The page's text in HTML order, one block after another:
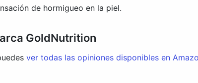
de hormigueo en la piel.
GoldNutrition
ver todas las opiniones disponibles en